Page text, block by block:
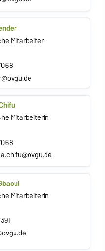
Mitarbeiter
Mitarbeiterin
Mitarbeiterin